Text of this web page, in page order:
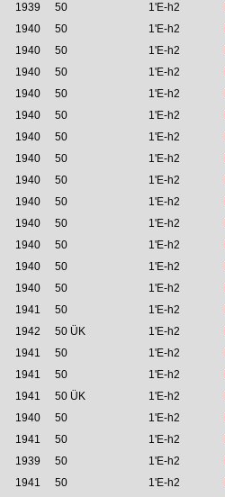
1939 50 1'E-h2
1940 50 1'E-h2
1940 50 1'E-h2
1940 50 1'E-h2
1940 50 1'E-h2
1940 50 1'E-h2
1940 50 1'E-h2
1940 50 1'E-h2
1940 50 1'E-h2
1940 50 1'E-h2
1940 50 1'E-h2
1940 50 1'E-h2
1940 50 1'E-h2
1940 50 1'E-h2
1941 50 1'E-h2
1942 50 ÜK 1'E-h2
1941 50 1'E-h2
1941 50 1'E-h2
1941 50 ÜK 1'E-h2
1940 50 1'E-h2
1941 50 1'E-h2
1939 50 1'E-h2
1941 50 1'E-h2